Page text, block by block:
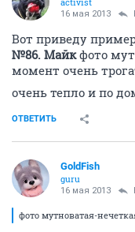
16 мая 2013
Вот приведу
№86. Майкфото
момент очень
очень тепло и по
ОТВЕТИТЬ
GoldFish
guru
16 мая 2013
фото мутноватая-